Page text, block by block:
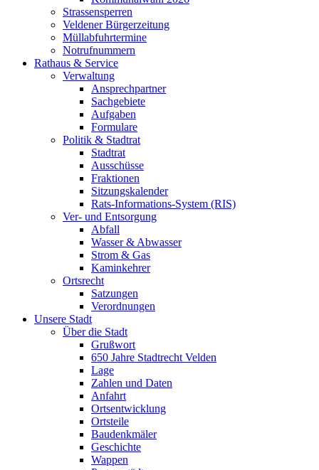
Strassensperren
Veldener Bürgerzeitung
Müllabfuhrtermine
Notrufnummern
Rathaus & Service
Verwaltung
Ansprechpartner
Sachgebiete
Aufgaben
Formulare
Politik & Stadtrat
Stadtrat
Ausschüsse
Fraktionen
Sitzungskalender
Rats-Informations-System (RIS)
Ver- und Entsorgung
Abfall
Wasser & Abwasser
Strom & Gas
Kaminkehrer
Ortsrecht
Satzungen
Verordnungen
Unsere Stadt
Über die Stadt
Grußwort
650 Jahre Stadtrecht Velden
Lage
Zahlen und Daten
Anfahrt
Ortsentwicklung
Ortsteile
Baudenkmäler
Geschichte
Wappen